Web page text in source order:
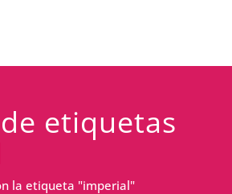
etiquetas
la etiqueta "imperial"